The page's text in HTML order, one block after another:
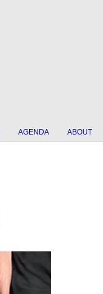
AGENDA ABOUT